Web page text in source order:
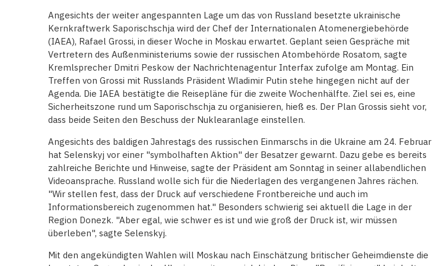
Angesichts der weiter angespannten Lage um das von Russland besetzte ukrainische
Kernkraftwerk Saporischschja wird der Chef der Internationalen Atomenergiebehörde
(IAEA), Rafael Grossi, in dieser Woche in Moskau erwartet. Geplant seien Gespräche mit
Vertretern des Außenministeriums sowie der russischen Atombehörde Rosatom, sagte
Kremlsprecher Dmitri Peskow der Nachrichtenagentur Interfax zufolge am Montag. Ein
Treffen von Grossi mit Russlands Präsident Wladimir Putin stehe hingegen nicht auf der
Agenda. Die IAEA bestätigte die Reisepläne für die zweite Wochenhälfte. Ziel sei es, eine
Sicherheitszone rund um Saporischschja zu organisieren, hieß es. Der Plan Grossis sieht vor,
dass beide Seiten den Beschuss der Nuklearanlage einstellen.
Angesichts des baldigen Jahrestags des russischen Einmarschs in die Ukraine am 24. Februar
hat Selenskyj vor einer "symbolhaften Aktion" der Besatzer gewarnt. Dazu gebe es bereits
zahlreiche Berichte und Hinweise, sagte der Präsident am Sonntag in seiner allabendlichen
Videoansprache. Russland wolle sich für die Niederlagen des vergangenen Jahres rächen.
"Wir stellen fest, dass der Druck auf verschiedene Frontbereiche und auch im
Informationsbereich zugenommen hat." Besonders schwierig sei aktuell die Lage in der
Region Donezk. "Aber egal, wie schwer es ist und wie groß der Druck ist, wir müssen
überleben", sagte Selenskyj.
Mit den angekündigten Wahlen will Moskau nach Einschätzung britischer Geheimdienste die